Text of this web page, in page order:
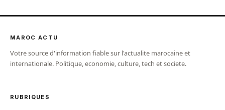
MAROC ACTU
Votre source d'information fiable sur l'actualite marocaine et
internationale. Politique, economie, culture, tech et societe.
RUBRIQUES